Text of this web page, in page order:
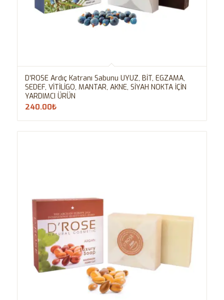
D’ROSE Ardıç Katranı Sabunu UYUZ, BİT, EGZAMA,
SEDEF, VİTİLİGO, MANTAR, AKNE, SİYAH NOKTA İÇİN
YARDIMCI ÜRÜN
240.00₺